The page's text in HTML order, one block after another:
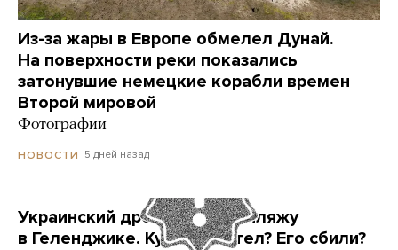
Из-за жары в Европе обмелел Дунай.
На поверхности реки показались
затонувшие немецкие корабли времен
Второй мировой
Фотографии
НОВОСТИ 5 дней назад
Украинский дрон попал по пляжу
в Геленджике. Куда он летел? Его сбили?